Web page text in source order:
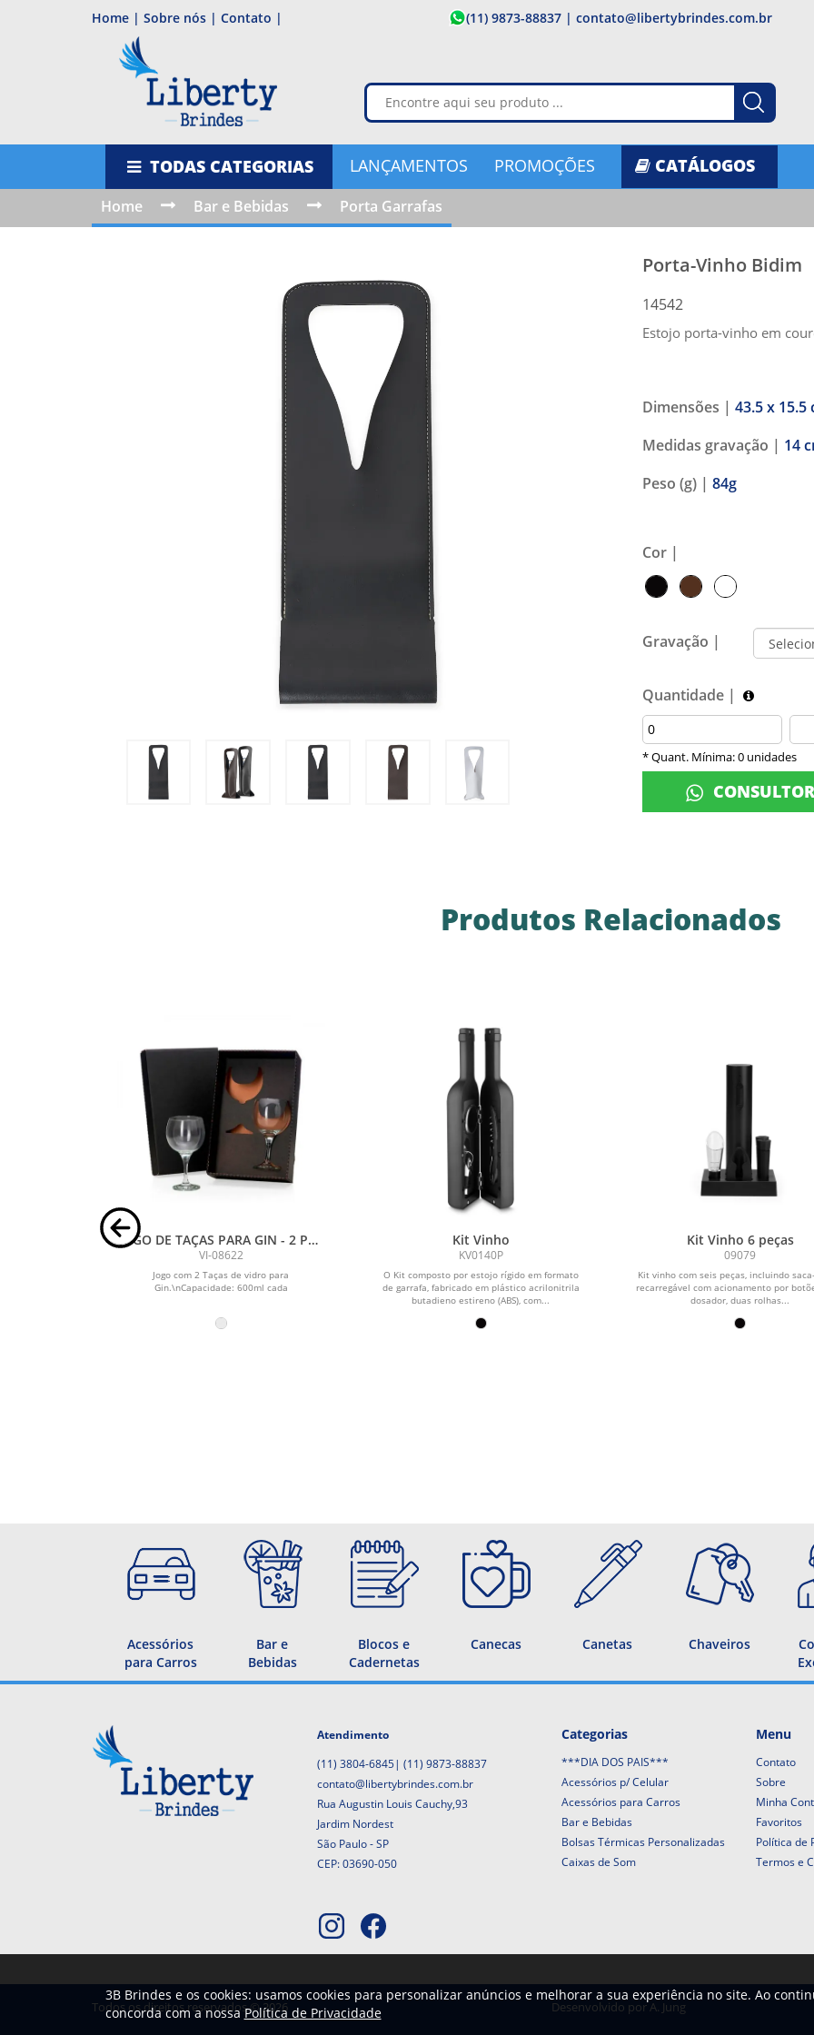
Home | Sobre nós | Contato | (11) 9873-88837 | contato@libertybrindes.com.br
TODAS CATEGORIAS LANÇAMENTOS PROMOÇÕES CATÁLOGOS
Home Bar e Bebidas Porta Garrafas
Porta-Vinho Bidim
14542
Estojo porta-vinho em
Dimensões | 43.5 x 15.5
Medidas gravação | 14
Peso (g) | 84g
Cor |
Gravação |
Quantidade |
* Quant. Mínima: 0 unidades
CONSULTOR
Produtos Relacionados
JOGO DE TAÇAS PARA GIN - 2 PÇS
- 600ML
VI-08622
Jogo com 2 Taças de vidro para
Gin.\nCapacidade: 600ml cada
Kit Vinho
KV0140P
O Kit composto por estojo rígido em formato
de garrafa, fabricado em plástico acrilonitrila
butadieno estireno (ABS), com...
Kit Vinho 6 peças
09079
Kit vinho com seis peças, incluindo
recarregável com acionamento por
dosador, duas rolhas...
Acessórios
para Carros
Bar e
Bebidas
Blocos e
Cadernetas
Canecas Canetas Chaveiros
Atendimento
(11) 3804-6845| (11) 9873-88837
contato@libertybrindes.com.br
Rua Augustin Louis Cauchy,93
Jardim Nordest
São Paulo - SP
CEP: 03690-050
Categorias
***DIA DOS PAIS***
Acessórios p/ Celular
Acessórios para Carros
Bar e Bebidas
Bolsas Térmicas Personalizadas
Caixas de Som
Menu
Contato
Sobre
Minha
Favoritos
Política de
Termos e
Todos os direitos reservados © 2026 Desenvolvido porA. Jung
3B Brindes e os cookies: usamos cookies para personalizar anúncios e melhorar a sua experiência no site. Ao
concorda com a nossaPolítica de Privacidade